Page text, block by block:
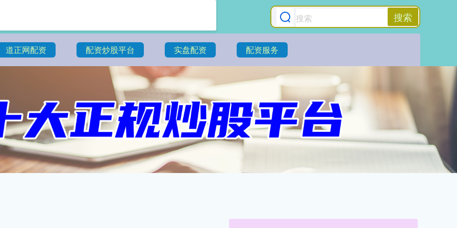
搜索
道正网配资 配资炒股平台 实盘配资 配资服务